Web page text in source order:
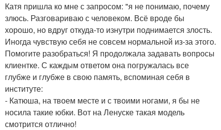
Катя пришла ко мне с запросом: "я не понимаю, почему
злюсь. Разговариваю с человеком. Всё вроде бы
хорошо, но вдруг откуда-то изнутри поднимается злость.
Иногда чувствую себя не совсем нормальной из-за этого.
Помогите разобраться! Я продолжала задавать вопросы
клиентке. С каждым ответом она погружалась все
глубже и глубже в свою память, вспоминая себя в
институте:
- Катюша, на твоем месте и с твоими ногами, я бы не
носила такие юбки. Вот на Ленуске такая модель
смотрится отлично!